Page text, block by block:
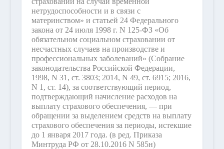
нетрудоспособности и в связи с
материнством» и статьей 24 Федерального
закона от 24 июля 1998 г. N 125-ФЗ «Об
обязательном социальном страховании от
несчастных случаев на производстве и
профессиональных заболеваний» (Собрание
законодательства Российской Федерации,
1998, N 31, ст. 3803; 2014, N 49, ст. 6915; 2016,
N 1, ст. 14), за соответствующий период,
подтверждающий начисление расходов на
выплату страхового обеспечения, — при
обращении за выделением средств на выплату
страхового обеспечения за периоды, истекшие
до 1 января 2017 года. (в ред. Приказа
Минтруда РФ от 28.10.2016 N 585н)